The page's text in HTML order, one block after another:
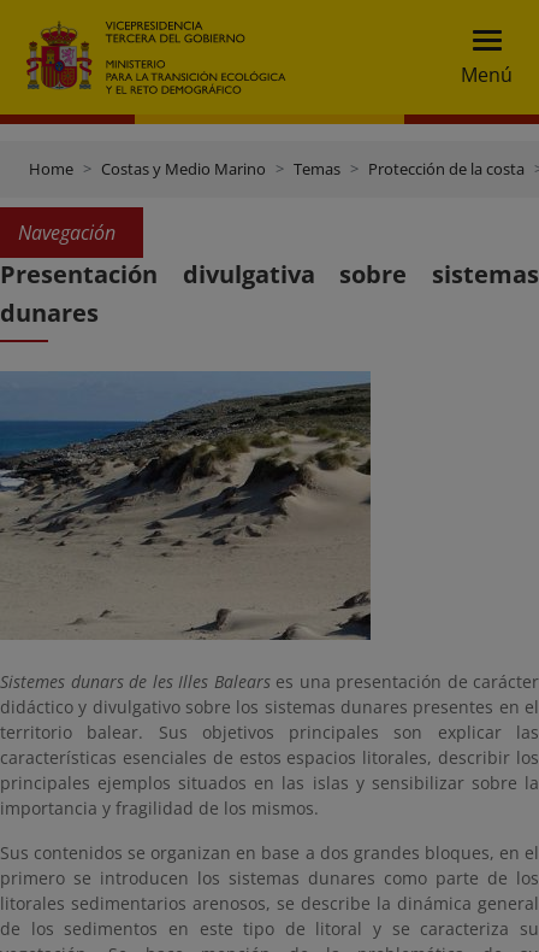
Menú
Home Costas y Medio Marino Temas Protección de la costa
Navegación
Presentación divulgativa sobre sistemas
dunares
Sistemes dunars de les Illes Balearses una presentación de carácter
didáctico y divulgativo sobre los sistemas dunares presentes en el
territorio balear. Sus objetivos principales son explicar las
características esenciales de estos espacios litorales, describir los
principales ejemplos situados en las islas y sensibilizar sobre la
importancia y fragilidad de los mismos.
Sus contenidos se organizan en base a dos grandes bloques, en el
primero se introducen los sistemas dunares como parte de los
litorales sedimentarios arenosos, se describe la dinámica general
de los sedimentos en este tipo de litoral y se caracteriza su